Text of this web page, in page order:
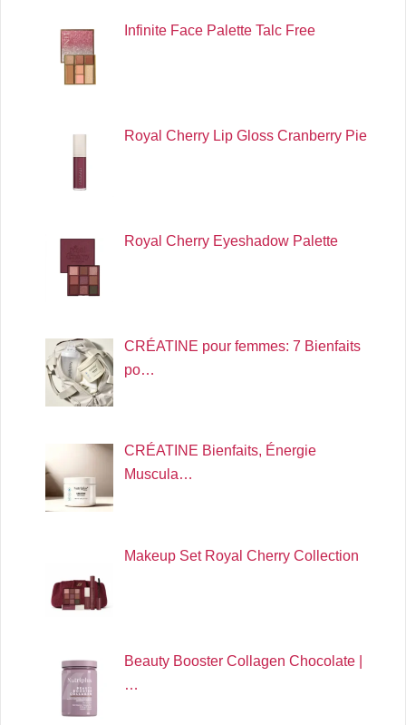
Infinite Face Palette Talc Free
Royal Cherry Lip Gloss Cranberry Pie
Royal Cherry Eyeshadow Palette
CRÉATINE pour femmes: 7 Bienfaits
po…
CRÉATINE Bienfaits, Énergie
Muscula…
Makeup Set Royal Cherry Collection
Beauty Booster Collagen Chocolate |
…